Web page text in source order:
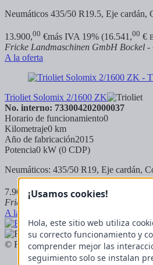
Neumáticos 435/50 R19.5, Eje cardán,
13.900,00 €más IVA 19% (16.541,00 €
Fricke Landmaschinen GmbH Bockel -
A la oferta
Trioliet Solomix 2/1600 ZK
No. interno: 733004202000037
Horario de funcionamiento0
Kilometraje0 km
Año de fabricación2015
Potencia0 kW (0 CDP)
Neumáticos: 435/50 R19, Eje cardán,
7.900, 00€más IVA 19% (9.401,
Fricke Landmaschinen GmbH Bockel -
A la oferta
© Fricke Landmaschinen GmbH 2026
¡Usamos cookies!
Hola, este sitio web utiliza
su correcto funcionamiento y
comprender mejor las
seguimiento solo se instalan